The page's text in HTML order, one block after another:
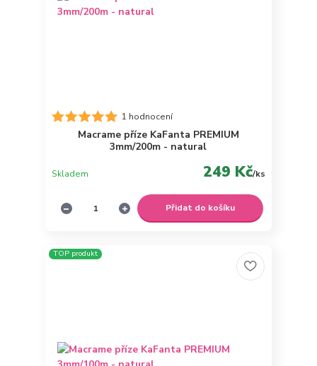
1 hodnocení
Macrame příze KaFanta PREMIUM
3mm/200m - natural
249 Kč/ks
Skladem
Přidat do košíku
TOP produkt